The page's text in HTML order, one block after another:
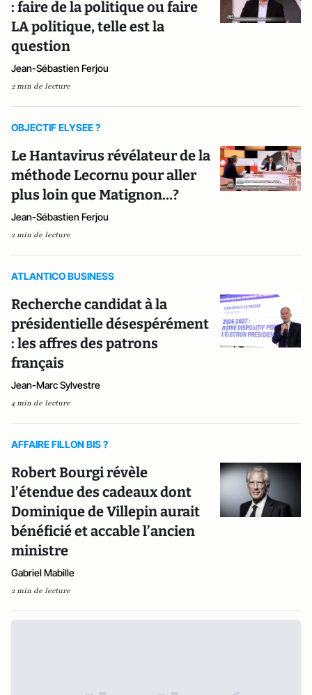
: faire de la politique ou faire
LA politique, telle est la
question
Jean-Sébastien Ferjou
2 min de lecture
OBJECTIF ELYSEE ?
Le Hantavirus révélateur de la
méthode Lecornu pour aller
plus loin que Matignon…?
Jean-Sébastien Ferjou
2 min de lecture
ATLANTICO BUSINESS
Recherche candidat à la
présidentielle désespérément
: les affres des patrons
français
Jean-Marc Sylvestre
4 min de lecture
AFFAIRE FILLON BIS ?
Robert Bourgi révèle
l’étendue des cadeaux dont
Dominique de Villepin aurait
bénéficié et accable l’ancien
ministre
Gabriel Mabille
2 min de lecture